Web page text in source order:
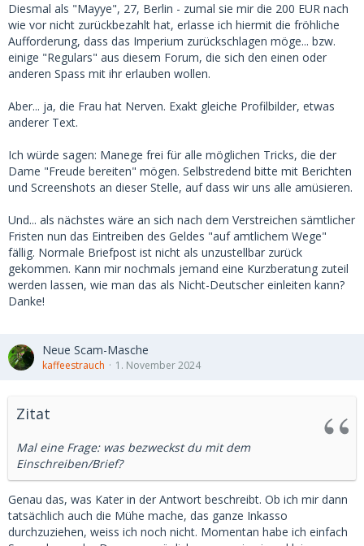
Diesmal als "Mayye", 27, Berlin - zumal sie mir die 200 EUR nach
wie vor nicht zurückbezahlt hat, erlasse ich hiermit die fröhliche
Aufforderung, dass das Imperium zurückschlagen möge... bzw.
einige "Regulars" aus diesem Forum, die sich den einen oder
anderen Spass mit ihr erlauben wollen.
Aber... ja, die Frau hat Nerven. Exakt gleiche Profilbilder, etwas
anderer Text.
Ich würde sagen: Manege frei für alle möglichen Tricks, die der
Dame "Freude bereiten" mögen. Selbstredend bitte mit Berichten
und Screenshots an dieser Stelle, auf dass wir uns alle amüsieren.
Und... als nächstes wäre an sich nach dem Verstreichen sämtlicher
Fristen nun das Eintreiben des Geldes "auf amtlichem Wege"
fällig. Normale Briefpost ist nicht als unzustellbar zurück
gekommen. Kann mir nochmals jemand eine Kurzberatung zuteil
werden lassen, wie man das als Nicht-Deutscher einleiten kann?
Danke!
Neue Scam-Masche
kaffeestrauch 1. November 2024
Zitat
Mal eine Frage: was bezweckst du mit dem
Einschreiben/Brief?
Genau das, was Kater in der Antwort beschreibt. Ob ich mir dann
tatsächlich auch die Mühe mache, das ganze Inkasso
durchzuziehen, weiss ich noch nicht. Momentan habe ich einfach